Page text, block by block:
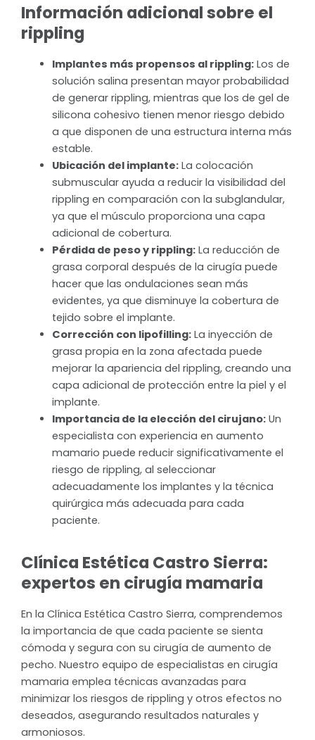
Información adicional sobre el
rippling
Implantes más propensos al rippling:Los de
solución salina presentan mayor probabilidad
de generar rippling, mientras que los de gel de
silicona cohesivo tienen menor riesgo debido
a que disponen de una estructura interna más
estable.
Ubicación del implante:La colocación
submuscular ayuda a reducir la visibilidad del
rippling en comparación con la subglandular,
ya que el músculo proporciona una capa
adicional de cobertura.
Pérdida de peso y rippling:La reducción de
grasa corporal después de la cirugía puede
hacer que las ondulaciones sean más
evidentes, ya que disminuye la cobertura de
tejido sobre el implante.
Corrección con lipofilling:La inyección de
grasa propia en la zona afectada puede
mejorar la apariencia del rippling, creando una
capa adicional de protección entre la piel y el
implante.
Importancia de la elección del cirujano:Un
especialista con experiencia en aumento
mamario puede reducir significativamente el
riesgo de rippling, al seleccionar
adecuadamente los implantes y la técnica
quirúrgica más adecuada para cada
paciente.
Clínica Estética Castro Sierra:
expertos en cirugía mamaria
En la Clínica Estética Castro Sierra, comprendemos
la importancia de que cada paciente se sienta
cómoda y segura con su cirugía de aumento de
pecho. Nuestro equipo de especialistas en cirugía
mamaria emplea técnicas avanzadas para
minimizar los riesgos de rippling y otros efectos no
deseados, asegurando resultados naturales y
armoniosos.